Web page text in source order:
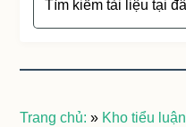
Trang chủ: » Kho tiểu luận